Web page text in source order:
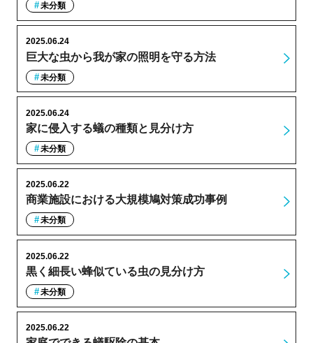
未分類
巨大な虫から我が家の照明を守る方法
2025.06.24
未分類
家に侵入する蟻の種類と見分け方
2025.06.24
未分類
商業施設における大規模鳩対策成功事例
2025.06.22
未分類
黒く細長い蜂似ている虫の見分け方
2025.06.22
未分類
2025.06.22